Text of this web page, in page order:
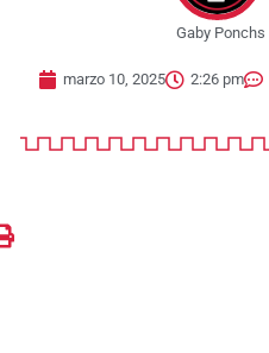
Gaby Ponchs
marzo 10, 2025 2:26 pm